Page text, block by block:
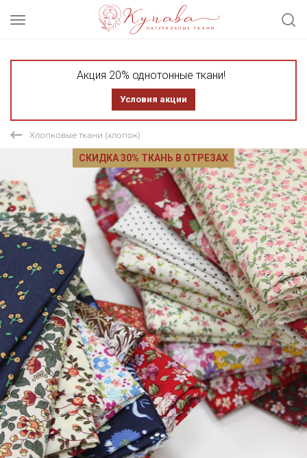
Акция 20% однотонные ткани!
Условия акции
Хлопковые ткани (хлопок)
СКИДКА 30% ТКАНЬ В ОТРЕЗАХ